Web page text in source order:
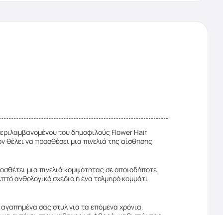
του δημοφιλούς Flower Hair
να προσθέσει μια πινελιά της αίσθησης
μια πινελιά κομψότητας σε οποιοδήποτε
ανθολογικό σχέδιο ή ένα τολμηρό κομμάτι
σας στυλ για τα επόμενα χρόνια.